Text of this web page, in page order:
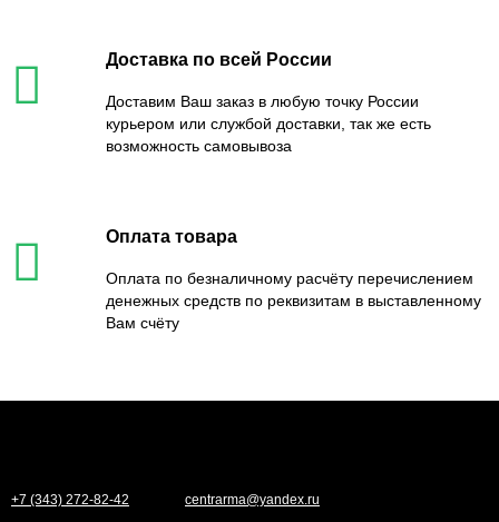
Доставка по всей России
Доставим Ваш заказ в любую точку России
курьером или службой доставки, так же есть
возможность самовывоза
Оплата товара
Оплата по безналичному расчёту перечислением
денежных средств по реквизитам в выставленному
Вам счёту
+7 (343) 272-82-42 centrarma@yandex.ru